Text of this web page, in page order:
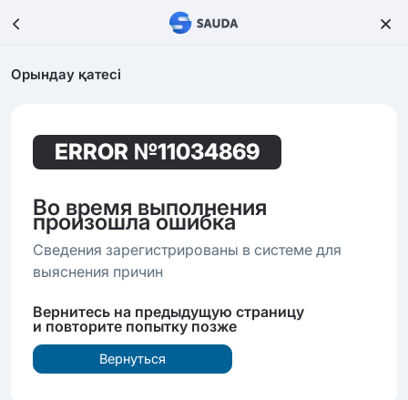
Орындау қатесі
ERROR №11034869
Во время выполнения
произошла ошибка
Сведения зарегистрированы в системе для
выяснения причин
Вернитесь на предыдущую страницу
и повторите попытку позже
Вернуться